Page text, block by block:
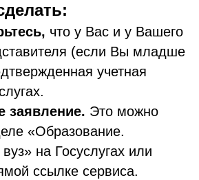
что у Вас и у Вашего
(если Вы младше
учетная
заявление. Это можно
«Образование.
на Госуслугах или
ссылке сервиса.